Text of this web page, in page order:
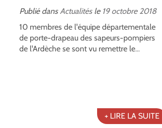
Publié dansActualitésle 19 octobre 2018
10 membres de l'équipe départementale
de porte-drapeau des sapeurs-pompiers
de l'Ardèche se sont vu remettre le...
+ LIRE LA SUITE